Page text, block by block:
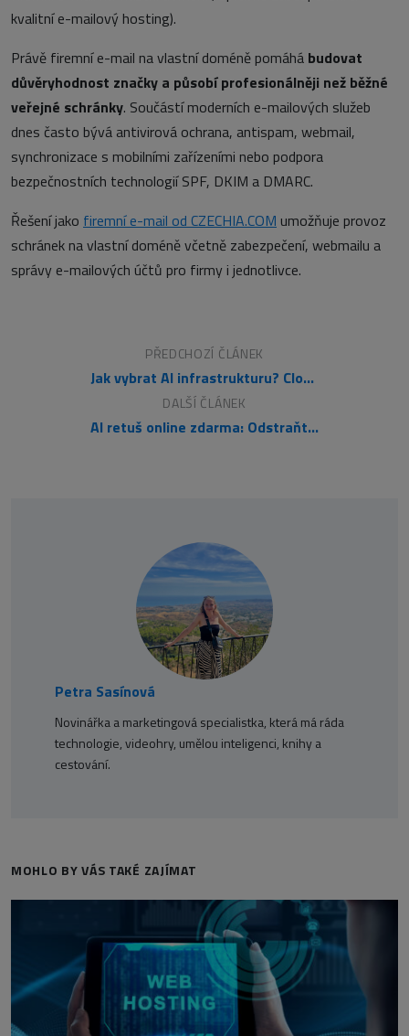
kvalitní e-mailový hosting).
Právě firemní e-mail na vlastní doméně pomáhá budovat
důvěryhodnost značky a působí profesionálněji než běžné
veřejné schránky. Součástí moderních e-mailových služeb
dnes často bývá antivirová ochrana, antispam, webmail,
synchronizace s mobilními zařízeními nebo podpora
bezpečnostních technologií SPF, DKIM a DMARC.
Řešení jako firemní e-mail od CZECHIA.COM umožňuje provoz
schránek na vlastní doméně včetně zabezpečení, webmailu a
správy e-mailových účtů pro firmy i jednotlivce.
PŘEDCHOZÍ ČLÁNEK
Jak vybrat AI infrastrukturu? Cloud vede, hybrid a on-premise jsou doplňky
DALŠÍ ČLÁNEK
AI retuš online zdarma: Odstraňte lidi a rušivé objekty z fotek
Petra Sasínová
Novinářka a marketingová specialistka, která má ráda
technologie, videohry, umělou inteligenci, knihy a
cestování.
MOHLO BY VÁS TAKÉ ZAJÍMAT